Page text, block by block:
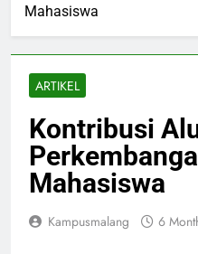
Mahasiswa
ARTIKEL
Kontribusi
Mahasiswa
Kampusmalang 6